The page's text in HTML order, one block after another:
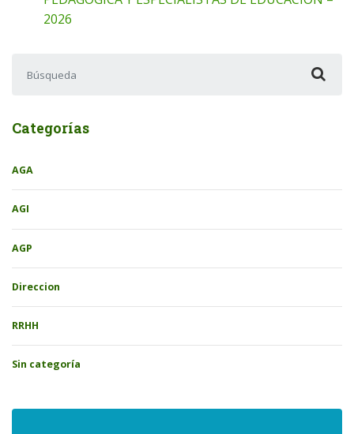
2026
Categorías
AGA
AGI
AGP
Direccion
RRHH
Sin categoría